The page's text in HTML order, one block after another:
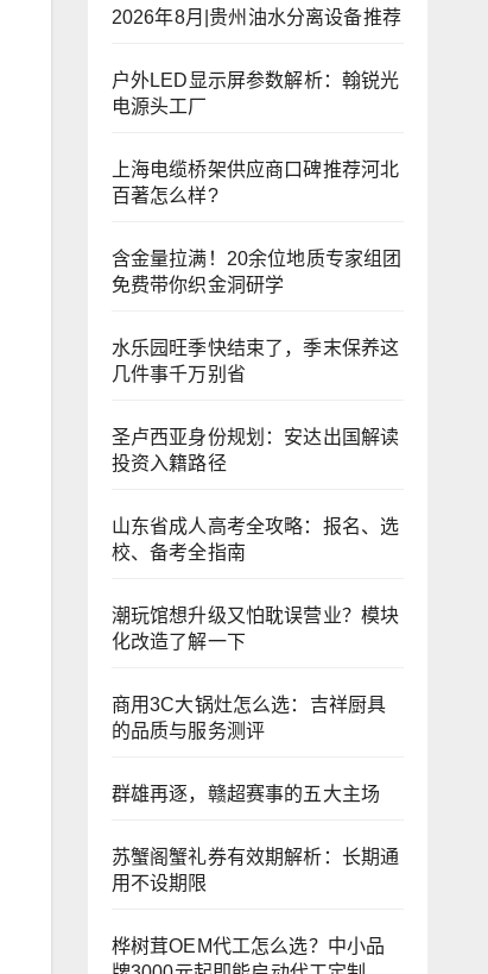
2026年8月|贵州油水分离设备推荐
户外LED显示屏参数解析：翰锐光
电源头工厂
上海电缆桥架供应商口碑推荐河北
百著怎么样?
含金量拉满！20余位地质专家组团
免费带你织金洞研学
水乐园旺季快结束了，季末保养这
几件事千万别省
圣卢西亚身份规划：安达出国解读
投资入籍路径
山东省成人高考全攻略：报名、选
校、备考全指南
潮玩馆想升级又怕耽误营业？模块
化改造了解一下
商用3C大锅灶怎么选：吉祥厨具
的品质与服务测评
群雄再逐，赣超赛事的五大主场
苏蟹阁蟹礼券有效期解析：长期通
用不设期限
桦树茸OEM代工怎么选？中小品